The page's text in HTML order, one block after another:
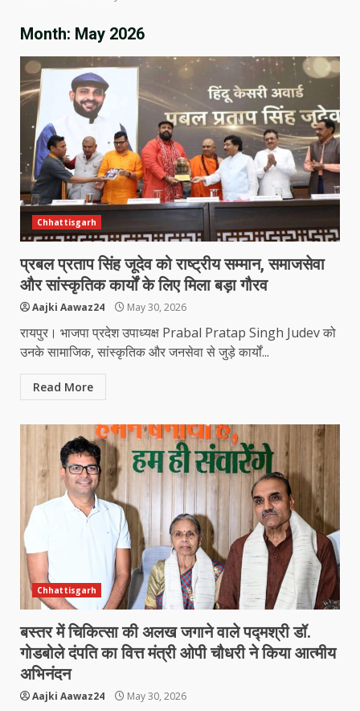
Month: May 2026
Chhattisgarh
प्रबल प्रताप सिंह जूदेव को राष्ट्रीय सम्मान, समाजसेवा
और सांस्कृतिक कार्यों के लिए मिला बड़ा गौरव
Aajki Aawaz24 May 30, 2026
रायपुर। भाजपा प्रदेश उपाध्यक्ष Prabal Pratap Singh Judev को
उनके सामाजिक, सांस्कृतिक और जनसेवा से जुड़े कार्यों...
Read More
Chhattisgarh
बस्तर में चिकित्सा की अलख जगाने वाले पद्मश्री डॉ.
गोडबोले दंपति का वित्त मंत्री ओपी चौधरी ने किया आत्मीय
अभिनंदन
Aajki Aawaz24 May 30, 2026